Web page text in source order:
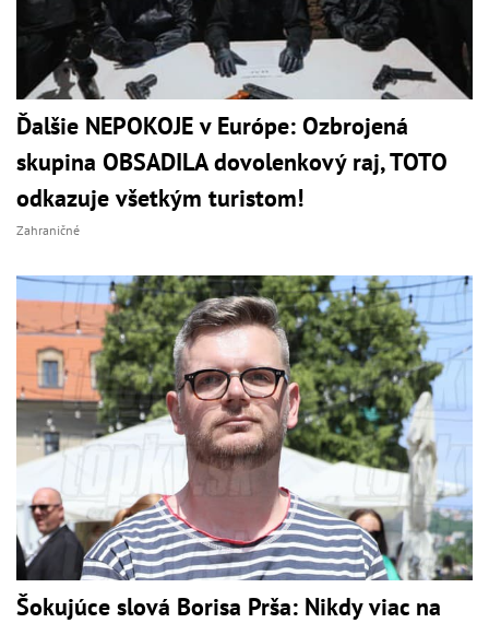
Ďalšie NEPOKOJE v Európe: Ozbrojená
skupina OBSADILA dovolenkový raj, TOTO
odkazuje všetkým turistom!
Zahraničné
Šokujúce slová Borisa Prša: Nikdy viac na